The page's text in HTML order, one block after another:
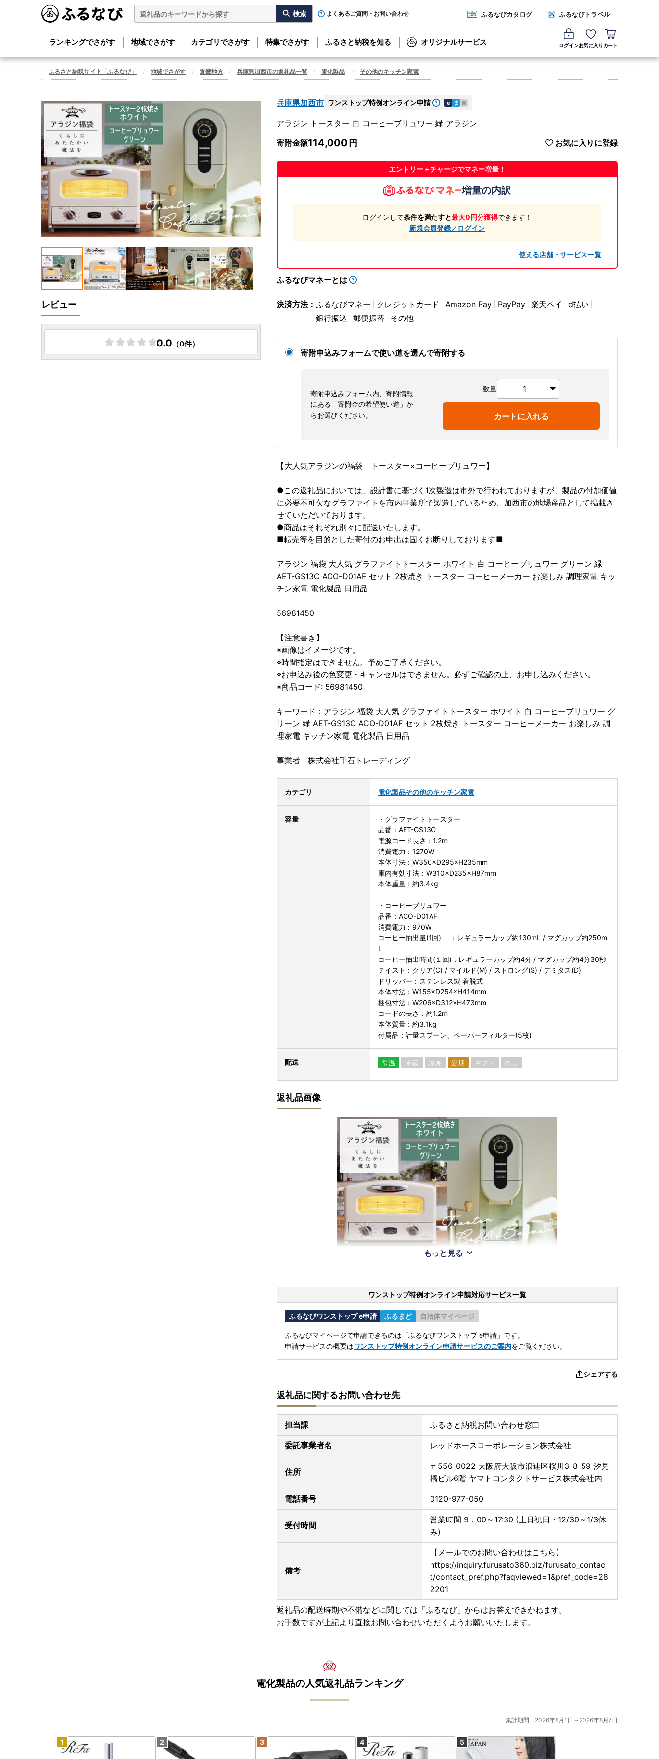
よくあるご質問・お問い合わせ ふるなびカタログ ふるなびトラベル
ランキングでさがす 地域でさがす カテゴリでさがす 特集でさがす ふるさと納税を知る オリジナルサービス ログインお気に入り カート
ふるさと納税サイト「ふるなび」 地域でさがす 近畿地方 兵庫県加西市の返礼品一覧 電化製品 その他のキッチン家電
兵庫県加西市 ワンストップ特例オンライン申請 e ま 自
アラジン トースター 白 コーヒーブリュワー 緑 アラジン
寄附金額114,000 お気に入りに登録
エントリー＋チャージでマネー増量！
増量の内訳
ログインして条件を満たすと最大0円分獲得できます！
新規会員登録／ログイン
使える店舗・サービス一覧
ふるなびマネーとは
決済方法： ふるなびマネー クレジットカード Amazon Pay PayPay 楽天ペイ
d払い
銀行振込
郵便振替 その他
寄附申込みフォームで使い道を選んで寄附する
寄附申込みフォーム内、寄附情報
にある「寄附金の希望使い道」か
らお選びください。
数量
カートに入れる
【大人気アラジンの福袋 トースター×コーヒーブリュワー】
●この返礼品においては、設計書に基づく1次製造は市外で行われておりますが、製品の付加価値
に必要不可欠なグラファイトを市内事業所で製造しているため、加西市の地場産品として掲載さ
せていただいております。
●商品はそれぞれ別々に配送いたします。
■転売等を目的とした寄付のお申出は固くお断りしております■
アラジン 福袋 大人気 グラファイトトースター ホワイト 白 コーヒーブリュワー グリーン 緑
AET-GS13C ACO-D01AF セット 2枚焼き トースター コーヒーメーカー お楽しみ 調理家電 キッ
チン家電 電化製品 日用品
56981450
【注意書き】
※画像はイメージです。
※時間指定はできません。予めご了承ください。
※お申込み後の色変更・キャンセルはできません。必ずご確認の上、お申し込みください。
※商品コード: 56981450
キーワード：アラジン 福袋 大人気 グラファイトトースター ホワイト 白 コーヒーブリュワー グ
リーン 緑 AET-GS13C ACO-D01AF セット 2枚焼き トースター コーヒーメーカー お楽しみ 調
理家電 キッチン家電 電化製品 日用品
事業者：株式会社千石トレーディング
カテゴリ 電化製品その他のキッチン家電
容量
・グラファイトトースター
品番：AET-GS13C
電源コード長さ：1.2m
消費電力：1270W
本体寸法：W350×D295×H235mm
庫内有効寸法：W310×D235×H87mm
本体重量：約3.4kg
・コーヒーブリュワー
品番：ACO-D01AF
消費電力：970W
コーヒー抽出量(1回) ：レギュラーカップ約130mL / マグカップ約250m
L
コーヒー抽出時間(１回)：レギュラーカップ約4分 / マグカップ約4分30秒
テイスト：クリア(C) / マイルド(M) / ストロング(S) / デミタス(D)
ドリッパー：ステンレス製 着脱式
本体寸法：W155×D254×H414mm
梱包寸法：W206×D312×H473mm
コードの長さ：約1.2m
本体質量：約3.1kg
付属品：計量スプーン、ペーパーフィルター(5枚)
配送 常温 冷蔵 冷凍 定期 ギフト のし
返礼品画像
もっと見る
ワンストップ特例オンライン申請対応サービス一覧
ふるなびワンストップ e申請 ふるまど 自治体マイページ
ふるなびマイページで申請できるのは「ふるなびワンストップ e申請」です。
申請サービスの概要はワンストップ特例オンライン申請サービスのご案内をご覧ください。
シェアする
返礼品に関するお問い合わせ先
担当課 ふるさと納税お問い合わせ窓口
委託事業者名 レッドホースコーポレーション株式会社
住所
〒556-0022 大阪府大阪市浪速区桜川3-8-59 汐見
橋ビル6階 ヤマトコンタクトサービス株式会社内
電話番号 0120-977-050
受付時間
営業時間 9：00～17:30 (土日祝日・12/30～1/3休
み)
備考
【メールでのお問い合わせはこちら】
https://inquiry.furusato360.biz/furusato_contac
t/contact_pref.php?faqviewed=1&pref_code=28
2201
返礼品の配送時期や不備などに関しては「ふるなび」からはお答えできかねます。
お手数ですが上記より直接お問い合わせいただくようお願いいたします。
レビュー
0.0 （0件）
電化製品の人気返礼品ランキング
集計期間：2026年8月1日～2026年8月7日